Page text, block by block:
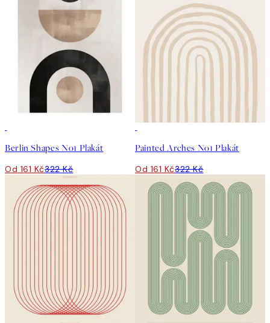
Berlin Shapes No1 Plakát
Od 161 Kč322 Kč
Painted Arches No1 Plakát
Od 161 Kč322 Kč